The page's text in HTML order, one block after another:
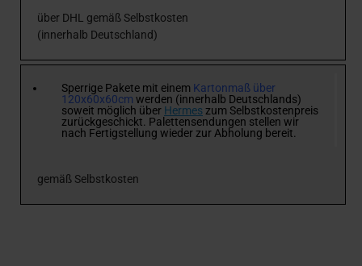
über DHL gemäß Selbstkosten
(innerhalb Deutschland)
Sperrige Pakete mit einem Kartonmaß über
120x60x60cm werden (innerhalb Deutschlands)
soweit möglich über Hermes zum Selbstkostenpreis
zurückgeschickt. Palettensendungen stellen wir
nach Fertigstellung wieder zur Abholung bereit.
gemäß Selbstkosten